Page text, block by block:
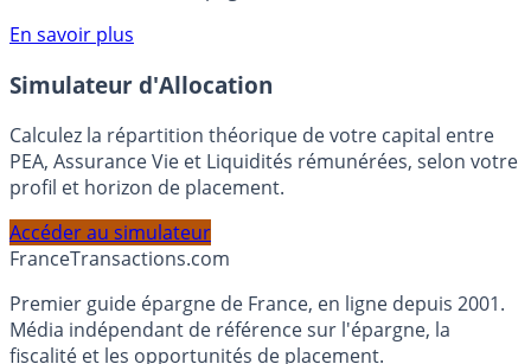
Voir conditions sur la page dédiée à cette offre.
En savoir plus
Simulateur d'Allocation
Calculez la répartition théorique de votre capital entre
PEA, Assurance Vie et Liquidités rémunérées, selon votre
profil et horizon de placement.
FranceTransactions.com
Premier guide épargne de France, en ligne depuis 2001.